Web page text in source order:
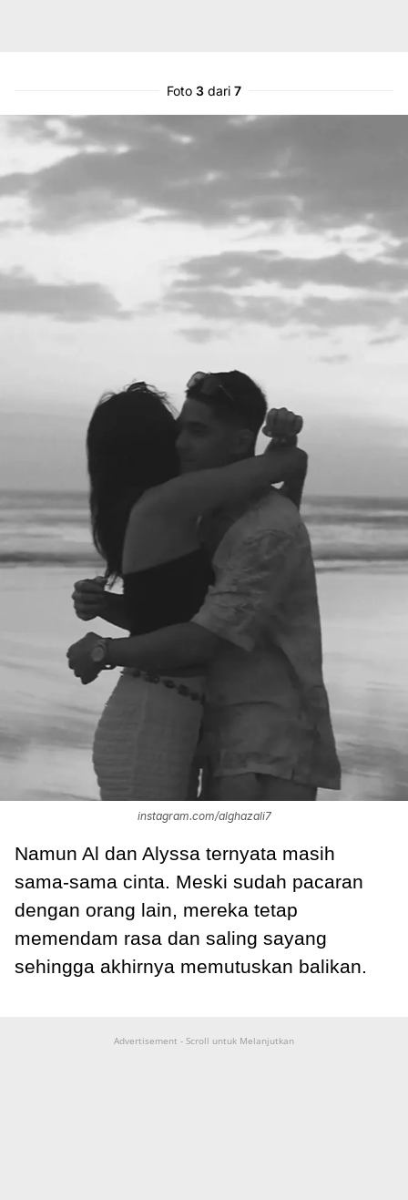
Foto 3 dari 7
instagram.com/alghazali7
Namun Al dan Alyssa ternyata masih
sama-sama cinta. Meski sudah pacaran
dengan orang lain, mereka tetap
memendam rasa dan saling sayang
sehingga akhirnya memutuskan balikan.
Advertisement - Scroll untuk Melanjutkan